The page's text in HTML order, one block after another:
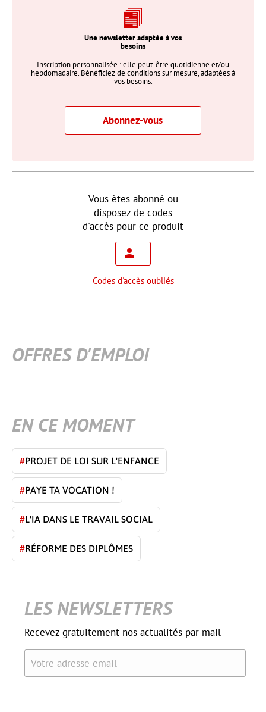
Une newsletter adaptée à vos
besoins
Inscription personnalisée : elle peut-être quotidienne et/ou
hebdomadaire. Bénéficiez de conditions sur mesure, adaptées à
vos besoins.
Abonnez-vous
Vous êtes abonné ou
disposez de codes
d'accès pour ce produit
Codes d'accès oubliés
OFFRES D'EMPLOI
EN CE MOMENT
#PROJET DE LOI SUR L'ENFANCE
#PAYE TA VOCATION !
#L'IA DANS LE TRAVAIL SOCIAL
#RÉFORME DES DIPLÔMES
LES NEWSLETTERS
Recevez gratuitement nos actualités par mail
Votre adresse email